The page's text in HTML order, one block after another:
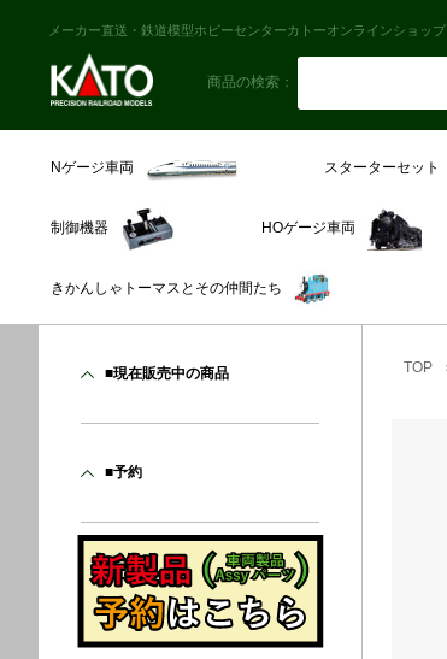
メーカー直送・鉄道模型ホビーセンターカトーオンラインショップ
商品の検索：
Nゲージ車両 スターターセット
制御機器 HOゲージ車両
きかんしゃトーマスとその仲間たち
TOP
■現在販売中の商品
■予約